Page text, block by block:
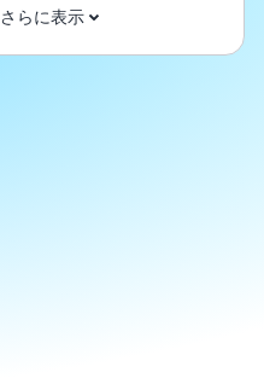
さらに表示